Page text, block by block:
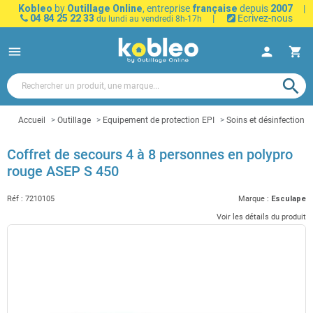
Kobleo by Outillage Online, entreprise française depuis 2007
|
04 84 25 22 33 du lundi au vendredi 8h-17h | Ecrivez-nous
menu person shopping_cart
search
Accueil Outillage Equipement de protection EPI Soins et désinfection
Coffret de secours 4 à 8 personnes en polypro
rouge ASEP S 450
Réf : 7210105 Marque : Esculape
Voir les détails du produit